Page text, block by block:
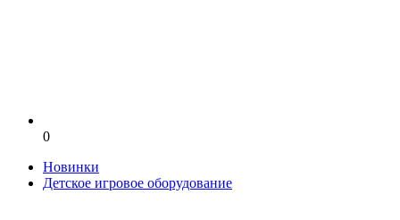
0
Новинки
Детское игровое оборудование